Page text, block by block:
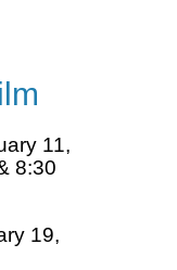
11,
8:30
19,